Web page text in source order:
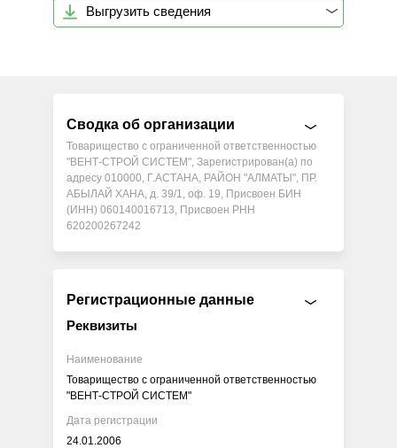
Выгрузить сведения
Сводка об организации
Товарищество с ограниченной ответственностью
"ВЕНТ-СТРОЙ СИСТЕМ", Зарегистрирован(а) по
адресу 010000, Г.АСТАНА, РАЙОН "АЛМАТЫ", ПР.
АБЫЛАЙ ХАНА, д. 39/1, оф. 19, Присвоен БИН
(ИНН) 060140016713, Присвоен РНН
620200267242
Регистрационные данные
Реквизиты
Наименование
Товарищество с ограниченной ответственностью
"ВЕНТ-СТРОЙ СИСТЕМ"
Дата регистрации
24.01.2006